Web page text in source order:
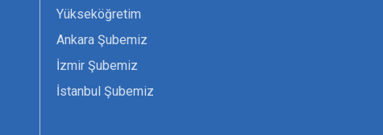
Yükseköğretim
Ankara Şubemiz
İzmir Şubemiz
İstanbul Şubemiz